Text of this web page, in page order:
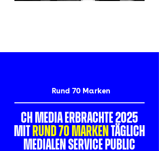
Rund 70 Marken
CH Media erbrachte 2025
mit rund 70 Marken täglich
medialen Service public